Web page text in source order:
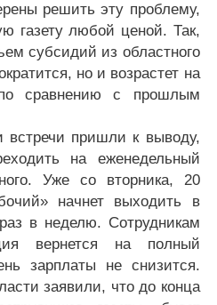
решить эту проблему,
газету любой ценой. Так,
субсидий из областного
но и возрастет на
по сравнению с прошлым
встречи пришли к выводу,
на еженедельный
Уже со вторника, 20
начнет выходить в
в неделю. Сотрудникам
вернется на полный
зарплаты не снизится.
заявили, что до конца